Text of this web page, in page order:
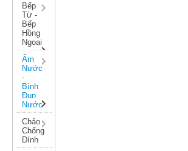
Bếp
Từ -
Bếp
Hồng
Ngoại
Ấm
Nước
-
Bình
Đun
Nước
Chảo
Chống
Dính